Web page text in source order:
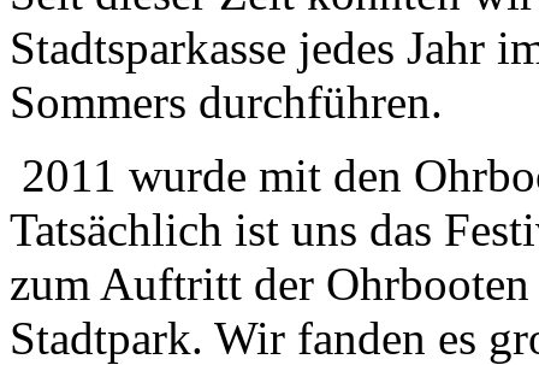
Stadtsparkasse jedes Jahr
Sommers durchführen.
2011 wurde mit den
Tatsächlich ist uns das
zum Auftritt der
Stadtpark. Wir fanden es